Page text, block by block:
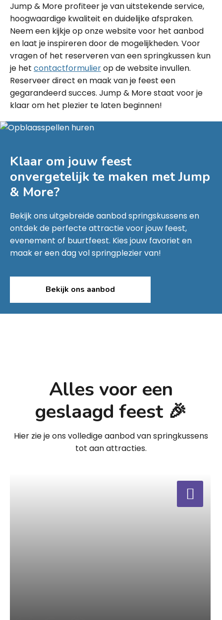
Jump & More profiteer je van uitstekende service,
hoogwaardige kwaliteit en duidelijke afspraken.
Neem een kijkje op onze website voor het aanbod
en laat je inspireren door de mogelijkheden. Voor
vragen of het reserveren van een springkussen kun
je het contactformulierop de website invullen.
Reserveer direct en maak van je feest een
gegarandeerd succes. Jump & More staat voor je
klaar om het plezier te laten beginnen!
Klaar om jouw feest
onvergetelijk te maken metJump
& More?
Bekijk ons uitgebreide aanbod springskussens en
ontdek de perfecte attractie voor jouw feest,
evenement of buurtfeest. Kies jouw favoriet en
maak er een dag vol springplezier van!
Bekijk ons aanbod
Alles voor een
geslaagd feest 🎉
Hier zie je ons volledige aanbod van springkussens
tot aan attracties.